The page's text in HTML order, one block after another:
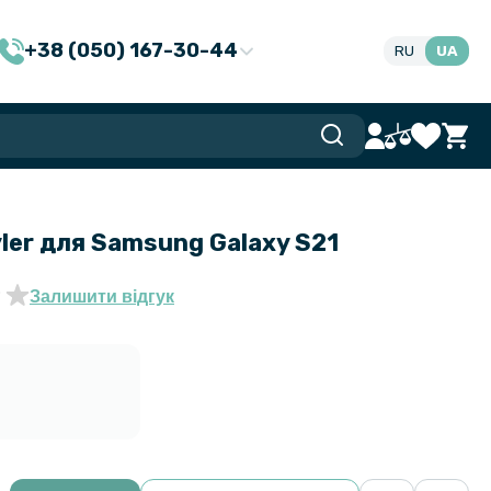
+38 (050) 167-30-44 RU UA
для Samsung Galaxy S21
Залишити відгук